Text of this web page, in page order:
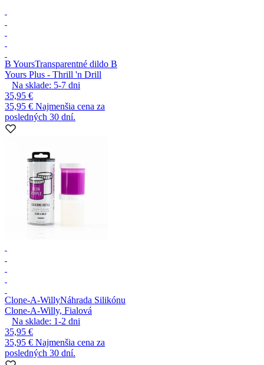
B YoursTransparentné dildo B
Yours Plus - Thrill 'n Drill
Na sklade: 5-7 dni
35,95 €
35,95 € Najmenšia cena za
posledných 30 dní.
Clone-A-WillyNáhrada Silikónu
Clone-A-Willy, Fialová
Na sklade: 1-2 dni
35,95 €
35,95 € Najmenšia cena za
posledných 30 dní.